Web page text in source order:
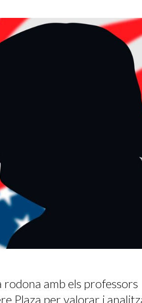
amb els professors
Plaza per valorar i